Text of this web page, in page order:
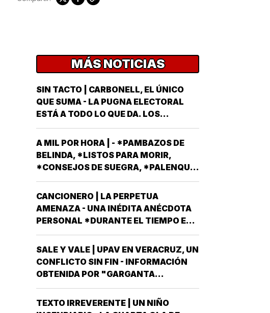
MÁS NOTICIAS
SIN TACTO | CARBONELL, EL ÚNICO
QUE SUMA - LA PUGNA ELECTORAL
ESTÁ A TODO LO QUE DA. LOS
PARTIDOS Y EL GOBIERNO METEN SUS
ARMAS MÁS AFILADAS CON LA VISTA
PUESTA EN LA JORNADA DEL
DOMINGO 6 DE JUNIO DEL AÑO
ENTRANTE *EL PROCESO ELECTORAL
A MIL POR HORA | - *PAMBAZOS DE
BELINDA, *LISTOS PARA MORIR,
*CONSEJOS DE SUEGRA, *PALENQUE
DE NAHLE...
CANCIONERO | LA PERPETUA
AMENAZA - UNA INÉDITA ANÉCDOTA
PERSONAL *DURANTE EL TIEMPO EN
QUE EL CONJUNTO DE EDIFICIOS
LLAMADO LOS PINOS FUE RESIDENCIA
OFICIAL DEL PRESIDENTE DE MÉXICO,
ESTUVE AHÍ SOLAMENTE CUATRO
SALE Y VALE | UPAV EN VERACRUZ, UN
CONFLICTO SIN FIN - INFORMACIÓN
OBTENIDA POR "GARGANTA
PROFUNDA" SEÑALA QUE AL
GOBIERNO DEL ESTADO *ESTÁ A
PUNTO DE "REVENTARLE" EL TEMA
TEXTO IRREVERENTE | UN NIÑO